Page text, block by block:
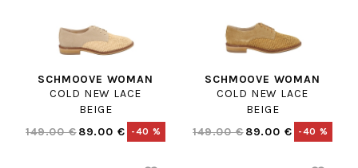
SCHMOOVE WOMAN
COLD NEW LACE
BEIGE
149.00 €89.00 € -40 %
SCHMOOVE WOMAN
COLD NEW LACE
BEIGE
149.00 €89.00 € -40 %